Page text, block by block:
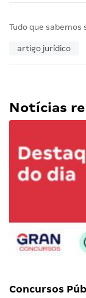
Tudo que sabemos
artigo jurídico
Notícias
Concursos